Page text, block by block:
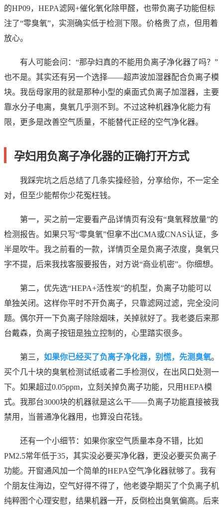
的HP09，HEPA滤网+催化氧化除甲醛，也带负离子功能但标
注了“零臭氧”，实测确实低于检测下限。价格贵了点，但用着
放心。
有人可能会问：“那孕妇真的不能用负离子净化器了吗？”
也不是。其实还有另一个选择——超声波加湿器配合负离子模
块。我岳母家用的就是那种小型的桌面式负离子加湿器，主要
靠水分子电离，臭氧几乎测不到。不过这种机器净化能力有
限，更多是改善空气质量，不能替代正经的空气净化器。
孕妇用负离子净化器的正确打开方式
我踩完坑之后总结了几条实操经验，分享给你，不一定全
对，但至少能帮你少花冤枉钱。
第一，买之前一定要看产品详情页有没有“臭氧释放量”的
检测报告。如果只写“零臭氧”但拿不出CMA或CNAS认证，多
半是吹牛。我之前看的一款，详情页全是负离子浓度，臭氧只
字不提，后来我找客服要报告，对方说“商业机密”。你细想。
第二，优先选“HEPA+活性炭”的机型，负离子功能可以
单独关闭。这样你平时不开负离子，只靠滤网过滤，完全没问
题。偶尔开一下负离子除除烟味，关掉就好了。我老婆后来那
台戴森，负离子按钮是独立控制的，心里踏实很多。
第三， 如果你已经买了负离子净化器，别慌，先测臭氧。
买个几十块的臭氧检测试纸或者二手检测仪，在出风口处测一
下。如果超过0.05ppm，立刻关掉负离子功能，只用HEPA模
式。我那台3000块的机器就是这么干——负离子功能直接被我
禁用，当普通净化器用，也算没白花钱。
还有一个小细节：如果你家空气质量本身不错，比如
PM2.5常年低于35，其实没必要买净化器，更没必要买负离子
功能。开窗通风加一个简单的HEPA空气净化器就够了。我有
个朋友住海边，空气好得不得了，他老婆孕期买了个负离子机
纯粹图个心理安慰，结果机器一开，反倒检出臭氧偏高。后来